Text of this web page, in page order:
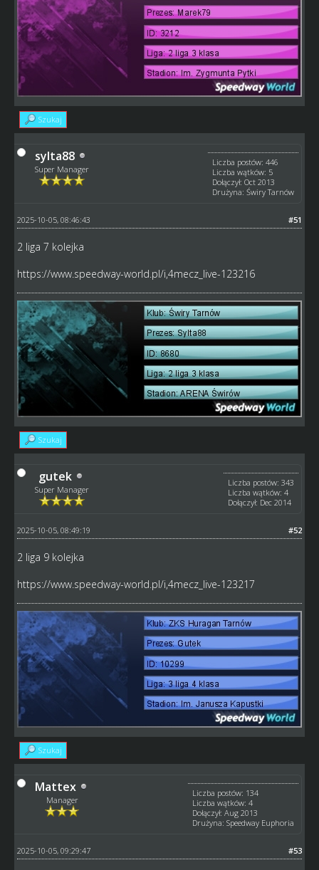
Szukaj
sylta88
Super Manager
Liczba postów: 446
Liczba wątków: 5
Dołączył: Oct 2013
Drużyna: Świry Tarnów
#51
2025-10-05, 08:46:43
2 liga 7 kolejka
https://www.speedway-world.pl/i,4mecz_live-123216
Szukaj
gutek
Super Manager
Liczba postów: 343
Liczba wątków: 4
Dołączył: Dec 2014
#52
2025-10-05, 08:49:19
2 liga 9 kolejka
https://www.speedway-world.pl/i,4mecz_live-123217
Szukaj
Mattex
Manager
Liczba postów: 134
Liczba wątków: 4
Dołączył: Aug 2013
Drużyna: Speedway Euphoria
#53
2025-10-05, 09:29:47